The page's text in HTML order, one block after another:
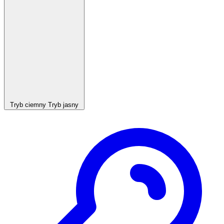
Tryb ciemny Tryb jasny